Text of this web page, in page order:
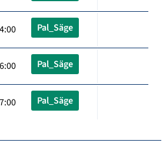
Pal_Säge
Pal_Säge
Pal_Säge